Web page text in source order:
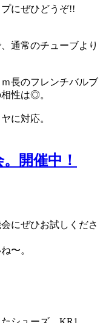
にぜひどうぞ!!
通常のチューブより
長のフレンチバルブ
性は◎。
に対応。
開催中！
にぜひお試しくださ
〜。